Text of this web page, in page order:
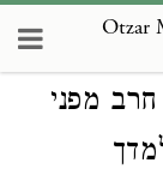
שהיו
מפני